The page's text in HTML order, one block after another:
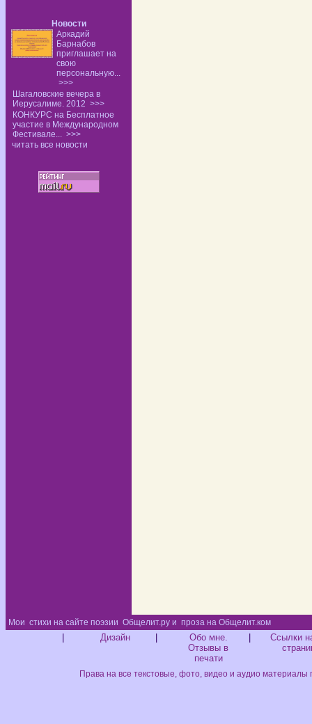
Новости
Аркадий
Барнабов
приглашает на
свою
персональную...
>>>
Шагаловские вечера в
Иерусалиме. 2012 >>>
КОНКУРС на Бесплатное
участие в Международном
Фестивале... >>>
читать все новости
Мои стихи на сайте поэзии Общелит.ру и проза на Общелит.ком
Дизайн
Обо мне.
Отзывы в
печати
Ссылки
Права на все текстовые, фото, видео и аудио